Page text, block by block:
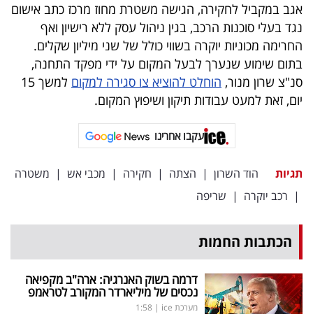
פרסמו
באייס
עקבו
אחרינו:
אגב במקביל לחקירה, הגישה משטרת מחוז מרכז כתב אישום
נגד בעלי סוכנות הרכב, בגין ניהול עסק ללא רישיון ואף
החרימה מכוניות יוקרה בשווי כולל של שני מיליון שקלים.
בתום שימוע שנערך לבעל המקום על ידי מפקד התחנה,
סנ"צ שרון מנור, הוחלט להוציא צו סגירה למקום
למשך 15
יום, זאת למעט עבודות תיקון ושיפוץ המקום.
עקבו אחרינו
תגיות הוד השרון | הצתה | חקירה | מכבי אש | משטרה
| רכב יוקרה | שריפה
הכתבות החמות
דרמה בשוק האנרגיה: ארה"ב מקפיאה
נכסים של מיליארדר המקורב לטראמפ
מערכת ice |
1:58